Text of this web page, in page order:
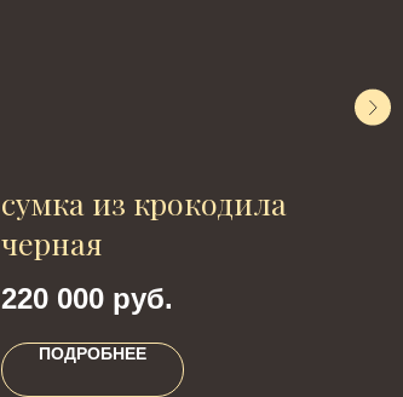
сумка из крокодила
черная
220 000 руб.
ПОДРОБНЕЕ